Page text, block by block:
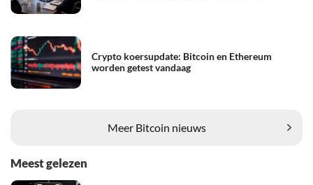
Crypto koersupdate: Bitcoin en Ethereum
worden getest vandaag
Meer Bitcoin nieuws
Meest gelezen